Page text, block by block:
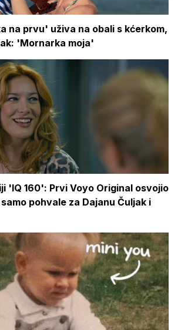
na prvu' uživa na obali s kćerkom,
'Mornarka moja'
'IQ 160': Prvi Voyo Original osvojio
pohvale za Dajanu Čuljak i